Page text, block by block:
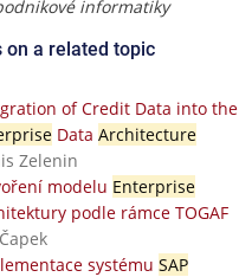
informatiky
on a related topic
of Credit Data into the
Data Architecture
Zelenin
modelu Enterprise
podle rámce TOGAF
systému SAP